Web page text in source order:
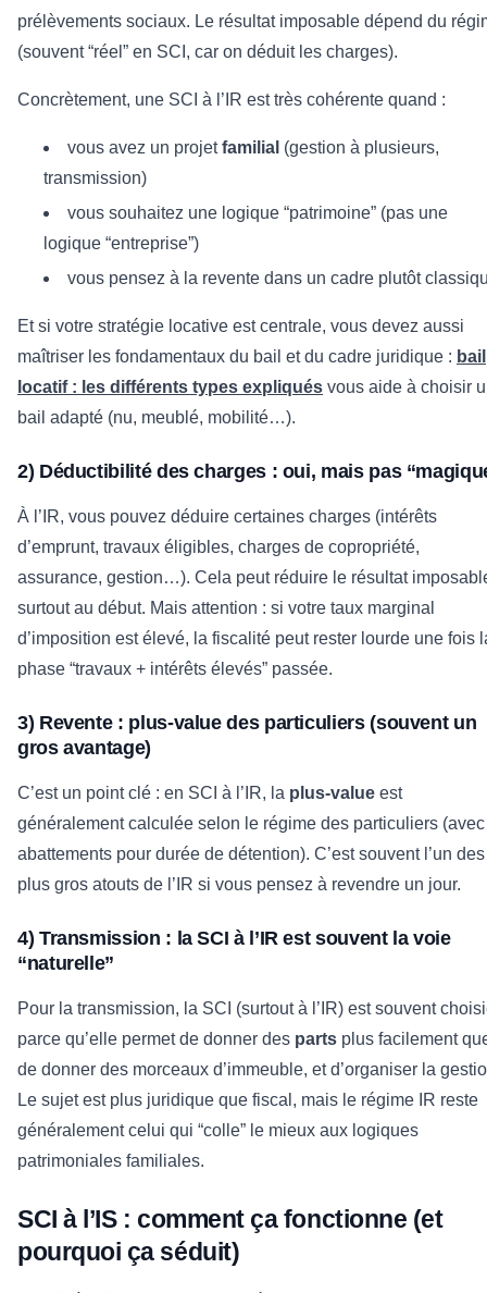
prélèvements sociaux. Le résultat imposable dépend du
(souvent “réel” en SCI, car on déduit les charges).
Concrètement, une SCI à l’IR est très cohérente quand :
vous avez un projetfamilial (gestion à plusieurs,
transmission)
vous souhaitez une logique “patrimoine” (pas une
logique “entreprise”)
vous pensez à la revente dans un cadre plutôt
Et si votre stratégie locative est centrale, vous devez aussi
maîtriser les fondamentaux du bail et du cadre juridique : bail
locatif : les différents types expliqués vous aide à choisir
bail adapté (nu, meublé, mobilité…).
2) Déductibilité des charges : oui, mais pas
À l’IR, vous pouvez déduire certaines charges (intérêts
d’emprunt, travaux éligibles, charges de copropriété,
assurance, gestion…). Cela peut réduire le résultat
surtout au début. Mais attention : si votre taux marginal
d’imposition est élevé, la fiscalité peut rester lourde une fois
phase “travaux + intérêts élevés” passée.
3) Revente : plus-value des particuliers (souvent un
gros avantage)
C’est un point clé : en SCI à l’IR, la plus-value est
généralement calculée selon le régime des particuliers (avec
abattements pour durée de détention). C’est souvent l’un des
plus gros atouts de l’IR si vous pensez à revendre un jour.
4) Transmission : la SCI à l’IR est souvent la voie
“naturelle”
Pour la transmission, la SCI (surtout à l’IR) est souvent
parce qu’elle permet de donner des parts plus facilement
de donner des morceaux d’immeuble, et d’organiser la
Le sujet est plus juridique que fiscal, mais le régime IR reste
généralement celui qui “colle” le mieux aux logiques
patrimoniales familiales.
SCI à l’IS : comment ça fonctionne (et
pourquoi ça séduit)